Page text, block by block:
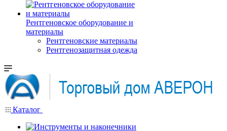
Рентгеновское оборудование и
материалы
Рентгеновские материалы
Рентгенозащитная одежда
Каталог